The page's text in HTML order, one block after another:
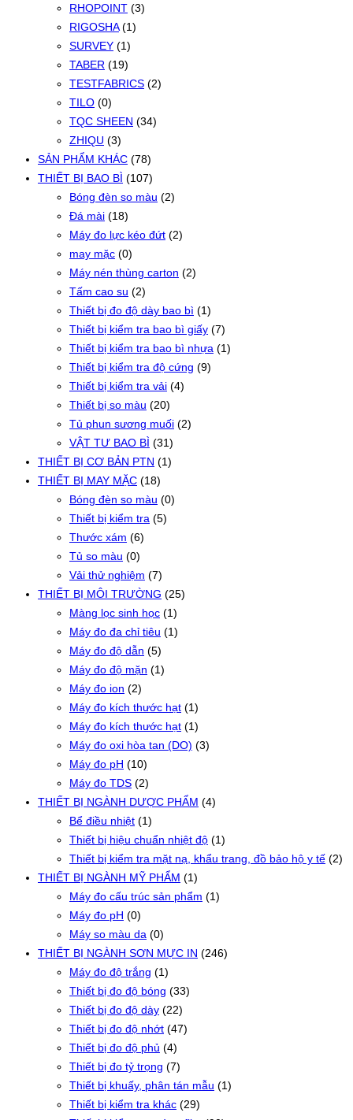
RHOPOINT (3)
RIGOSHA (1)
SURVEY (1)
TABER (19)
TESTFABRICS (2)
TILO (0)
TQC SHEEN (34)
ZHIQU (3)
SẢN PHẨM KHÁC (78)
THIẾT BỊ BAO BÌ (107)
Bóng đèn so màu (2)
Đá mài (18)
Máy đo lực kéo đứt (2)
may mặc (0)
Máy nén thùng carton (2)
Tấm cao su (2)
Thiết bị đo độ dày bao bì (1)
Thiết bị kiểm tra bao bì giấy (7)
Thiết bị kiểm tra bao bì nhựa (1)
Thiết bị kiểm tra độ cứng (9)
Thiết bị kiểm tra vải (4)
Thiết bị so màu (20)
Tủ phun sương muối (2)
VẬT TƯ BAO BÌ (31)
THIẾT BỊ CƠ BẢN PTN (1)
THIẾT BỊ MAY MẶC (18)
Bóng đèn so màu (0)
Thiết bị kiểm tra (5)
Thước xám (6)
Tủ so màu (0)
Vải thử nghiệm (7)
THIẾT BỊ MÔI TRƯỜNG (25)
Màng lọc sinh học (1)
Máy đo đa chỉ tiêu (1)
Máy đo độ dẫn (5)
Máy đo độ mặn (1)
Máy đo ion (2)
Máy đo kích thước hạt (1)
Máy đo kích thước hạt (1)
Máy đo oxi hòa tan (DO) (3)
Máy đo pH (10)
Máy đo TDS (2)
THIẾT BỊ NGÀNH DƯỢC PHẨM (4)
Bể điều nhiệt (1)
Thiết bị hiệu chuẩn nhiệt độ (1)
Thiết bị kiểm tra mặt nạ, khẩu trang, đồ bảo hộ y tế (2)
THIẾT BỊ NGÀNH MỸ PHẨM (1)
Máy đo cấu trúc sản phẩm (1)
Máy đo pH (0)
Máy so màu da (0)
THIẾT BỊ NGÀNH SƠN MỰC IN (246)
Máy đo độ trắng (1)
Thiết bị đo độ bóng (33)
Thiết bị đo độ dày (22)
Thiết bị đo độ nhớt (47)
Thiết bị đo độ phủ (4)
Thiết bị đo tỷ trọng (7)
Thiết bị khuấy, phân tán mẫu (1)
Thiết bị kiểm tra khác (29)